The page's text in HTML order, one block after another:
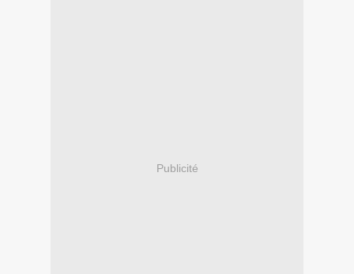
Publicité